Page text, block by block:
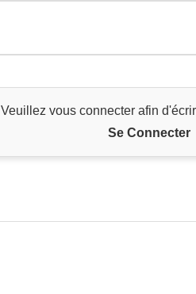
Veuillez vous connecter afin
Se Connecter